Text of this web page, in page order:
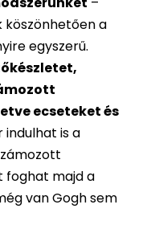
köszönhetően a
egyszerű.
ecseteket és
indulhat is a
foghat majd a
van Gogh sem